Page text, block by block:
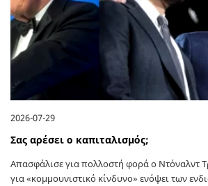
2026-07-29
Σας αρέσει ο καπιταλισμός;
Απασφάλισε για πολλοστή φορά ο Ντόναλντ
για «κομμουνιστικό κίνδυνο» ενόψει των